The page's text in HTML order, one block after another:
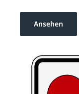
Ansehen